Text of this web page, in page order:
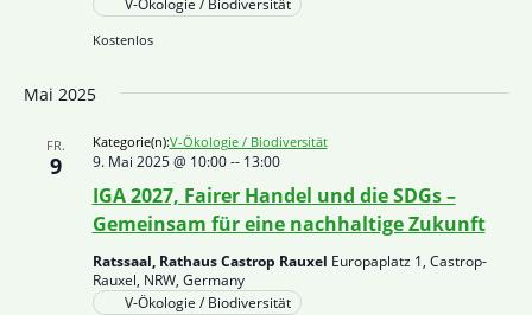
V-Ökologie / Biodiversität
Kostenlos
Mai 2025
FR.
9
IGA 2027, Fairer Handel und die SDGs –
Gemeinsam für eine nachhaltige Zukunft
9. Mai 2025 @ 10:00-- 13:00
Kategorie(n):V-Ökologie / Biodiversität
Ratssaal, Rathaus Castrop Rauxel Europaplatz 1, Castrop-
Rauxel, NRW, Germany
V-Ökologie / Biodiversität